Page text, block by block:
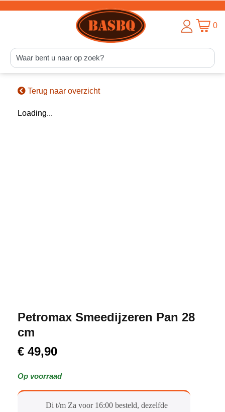
0
Terug naar overzicht
Loading...
Petromax Smeedijzeren Pan 28
cm
€ 49,90
Op voorraad
Di t/m Za voor 16:00 besteld, dezelfde